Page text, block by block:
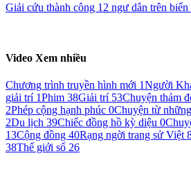
Giải cứu thành công 12 ngư dân trên
Video Xem nhiều
Chương trình truyền hình mới 1Người
giải trí 1Phim 38Giải trí 53Chuyện thảm
2Phép cộng hạnh phúc 0Chuyện từ
2Du lịch 39Chiếc đồng hồ kỳ diệu 0
13Cộng đồng 40Rạng ngời trang sử Việt
38Thế giới số 26